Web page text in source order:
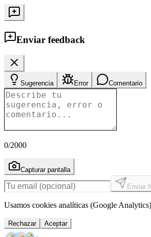
Enviar feedback
Sugerencia Error Comentario
0/2000
Capturar pantalla
Enviar
Usamos cookies analíticas (Google
Rechazar Aceptar